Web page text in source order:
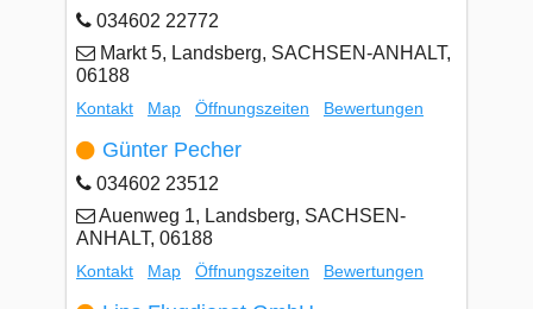
034602 22772
Markt 5, Landsberg, SACHSEN-ANHALT,
06188
Kontakt Map Öffnungszeiten Bewertungen
Günter Pecher
034602 23512
Auenweg 1, Landsberg, SACHSEN-
ANHALT, 06188
Kontakt Map Öffnungszeiten Bewertungen